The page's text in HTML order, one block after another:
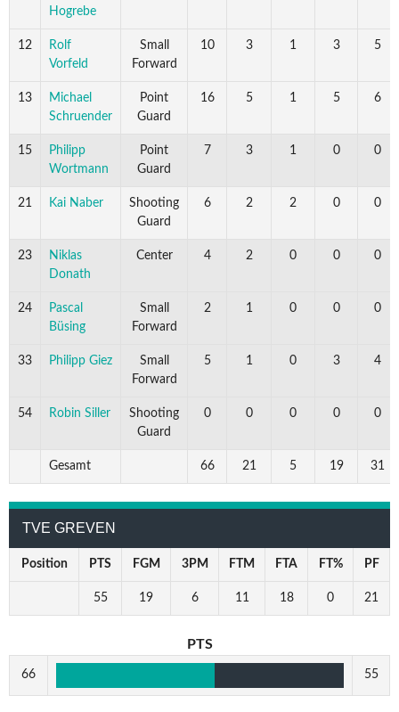
Hogrebe
12
Rolf
Vorfeld
Small
Forward
10 3 1 3 5
13
Michael
Schruender
Point
Guard
16 5 1 5 6
15
Philipp
Wortmann
Point
Guard
7 3 1 0 0
21 Kai Naber
Shooting
Guard
6 2 2 0 0
23
Niklas
Donath
Center 4 2 0 0 0
24
Pascal
Büsing
Small
Forward
2 1 0 0 0
33 Philipp Giez
Small
Forward
5 1 0 3 4
54 Robin Siller
Shooting
Guard
0 0 0 0 0
Gesamt 66 21 5 19 31
TVE GREVEN
Position PTS FGM 3PM FTM FTA FT% PF
55 19 6 11 18 0 21
PTS
66 55